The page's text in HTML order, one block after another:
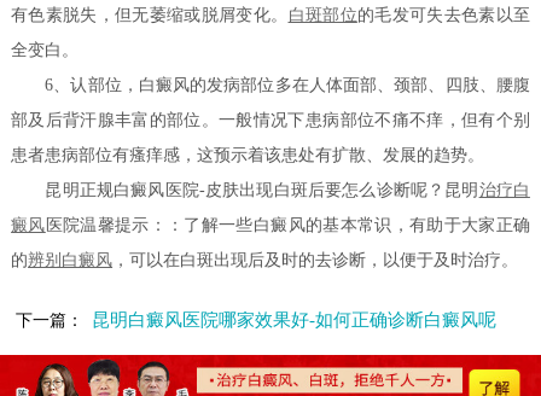
有色素脱失，但无萎缩或脱屑变化。 白斑部位的毛发可失去色素以至
全变白。
6、认部位，白癜风的发病部位多在人体面部、颈部、四肢、腰腹
部及后背汗腺丰富的部位。一般情况下患病部位不痛不痒，但有个别
患者患病部位有瘙痒感，这预示着该患处有扩散、发展的趋势。
昆明正规白癜风医院-皮肤出现白斑后要怎么诊断呢？昆明 治疗白
癜风 医院温馨提示：：了解一些白癜风的基本常识，有助于大家正确
的辨别白癜风 ，可以在白斑出现后及时的去诊断，以便于及时治疗。
下一篇： 昆明白癜风医院哪家效果好-如何正确诊断白癜风呢